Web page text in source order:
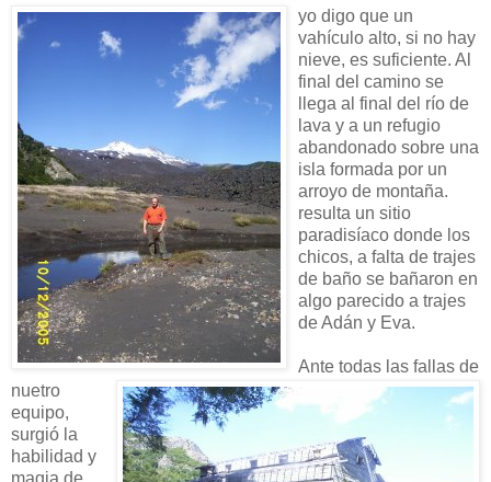
yo digo que un
vahículo alto, si no hay
nieve, es suficiente. Al
final del camino se
llega al final del río de
lava y a un refugio
abandonado sobre una
isla formada por un
arroyo de montaña.
resulta un sitio
paradisíaco donde los
chicos, a falta de trajes
de baño se bañaron en
algo parecido a trajes
de Adán y Eva.
Ante todas las fallas de
nuetro
equipo,
surgió la
habilidad y
magia de